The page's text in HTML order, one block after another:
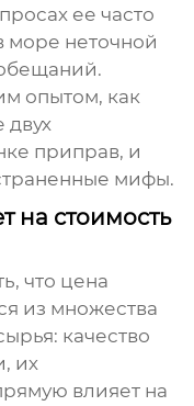
ее часто
море неточной
опытом, как
двух
приправ, и
мифы.
на стоимость
что цена
из множества
качество
их
влияет на